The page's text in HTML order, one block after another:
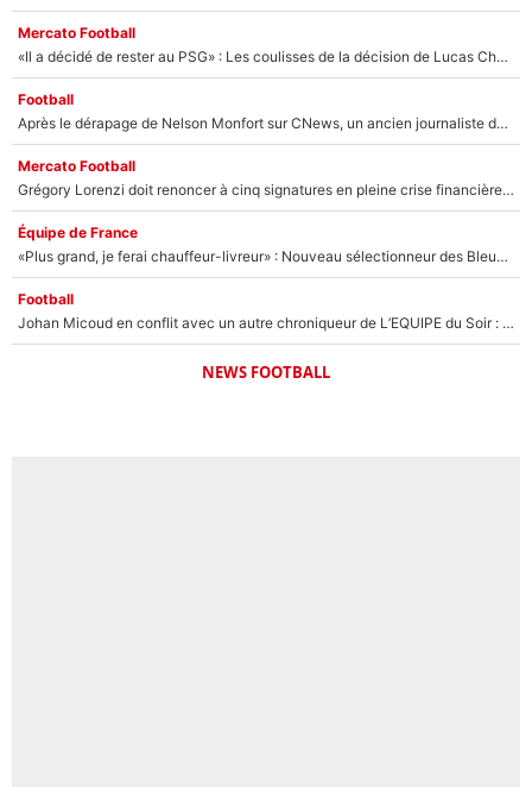
Mercato Football
«Il a décidé de rester au PSG» : Les coulisses de la décision de Lucas Chevalier pour son transfert
Football
Après le dérapage de Nelson Monfort sur CNews, un ancien journaliste de France Télévisions relance la polémique sur les incendies en Gironde
Mercato Football
Grégory Lorenzi doit renoncer à cinq signatures en pleine crise financière : L’IA propose sept noms à l’OM pour un mercato réussi... à seulement 5M€ !
Équipe de France
«Plus grand, je ferai chauffeur-livreur» : Nouveau sélectionneur des Bleus, Zinédine Zidane s’était imaginé un avenir très différent lorsqu'il était enfant
Football
Johan Micoud en conflit avec un autre chroniqueur de L’EQUIPE du Soir : «Pendant un moment, je ne les ai pas remis ensemble dans l'émission»
NEWS FOOTBALL